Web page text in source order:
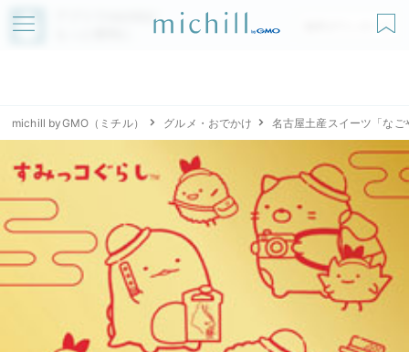
アプリでmichillが
無料ダウンロード
michill byGMO（ミチル） グルメ・おでかけ 名古屋土産スイーツ「な